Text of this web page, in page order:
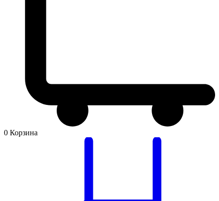
0 Корзина